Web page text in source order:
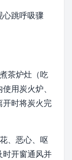
跳呼吸骤
茶炉灶（吃
用炭火炉、
开时将炭火完
、恶心、呕
时开窗通风并